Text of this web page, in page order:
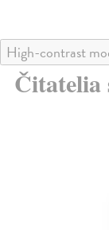
High-contrast
Čitatelia